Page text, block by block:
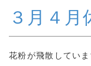
３月４月
花粉が飛散してい